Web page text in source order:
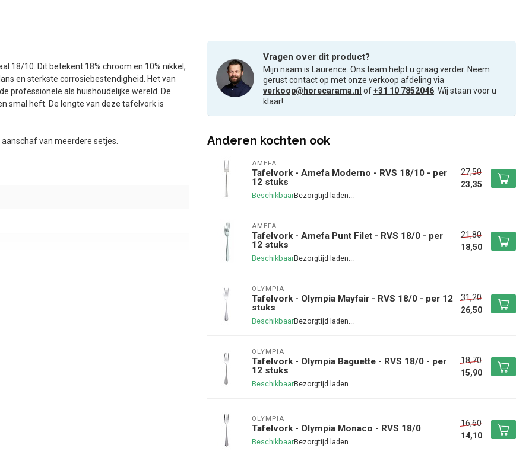
18/10. Dit betekent 18% chroom en 10% nikkel,
en sterkste corrosiebestendigheid. Het van
professionele als huishoudelijke wereld. De
smal heft. De lengte van deze tafelvork is
van meerdere setjes.
Vragen over dit product?
Mijn naam is Laurence. Ons team helpt u graag verder. Neem
gerust contact op met onze verkoop afdeling via
verkoop@horecarama.nl of+31 10 7852046 . Wij staan voor u
klaar!
Anderen kochten ook
AMEFA
Tafelvork - Amefa Moderno - RVS 18/10 - per
12 stuks
Beschikbaar
27,50
23,35
AMEFA
Tafelvork - Amefa Punt Filet - RVS 18/0 - per
12 stuks
Beschikbaar
21,80
18,50
OLYMPIA
Tafelvork - Olympia Mayfair - RVS 18/0 - per 12
stuks
Beschikbaar
31,20
26,50
OLYMPIA
Tafelvork - Olympia Baguette - RVS 18/0 - per
12 stuks
Beschikbaar
18,70
15,90
OLYMPIA
Tafelvork - Olympia Monaco - RVS 18/0
Beschikbaar
16,60
14,10